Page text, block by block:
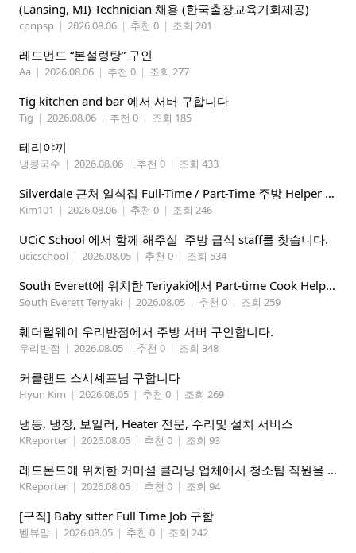
(Lansing, MI) Technician 채용 (한국출장교육기회제공)
cpnpsp | 2026.08.06 | 추천 0 | 조회 201
레드먼드 “본설렁탕” 구인
Aa | 2026.08.06 | 추천 0 | 조회 277
Tig kitchen and bar 에서 서버 구합니다
Tig | 2026.08.06 | 추천 0 | 조회 185
테리야끼
냉콩국수 | 2026.08.06 | 추천 0 | 조회 433
Silverdale 근처 일식집 Full-Time / Part-Time 주방 Helper 구합니다.
Kim101 | 2026.08.06 | 추천 0 | 조회 246
UCiC School 에서 함께 해주실 주방 급식 staff를 찾습니다.
ucicschool | 2026.08.05 | 추천 0 | 조회 534
South Everett에 위치한 Teriyaki에서 Part-time Cook Helper 구합니다. Mon-Sat, 4:00 pm-8:30 pm
South Everett Teriyaki | 2026.08.05 | 추천 0 | 조회 259
훼더럴웨이 우리반점에서 주방 서버 구인합니다.
우리반점 | 2026.08.05 | 추천 0 | 조회 348
커클랜드 스시셰프님 구합니다
Hyun Kim | 2026.08.05 | 추천 0 | 조회 269
냉동, 냉장, 보일러, Heater 전문, 수리및 설치 서비스
KReporter | 2026.08.05 | 추천 0 | 조회 93
레드몬드에 위치한 커머셜 클리닝 업체에서 청소팀 직원을 모집합니다.
KReporter | 2026.08.05 | 추천 0 | 조회 94
[구직] Baby sitter Full Time Job 구함
벨뷰맘 | 2026.08.05 | 추천 0 | 조회 242